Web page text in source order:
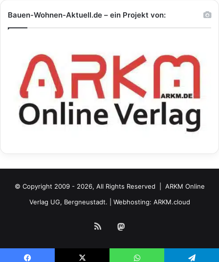
Bauen-Wohnen-Aktuell.de – ein Projekt von:
© Copyright 2009 - 2026, All Rights Reserved | ARKM Online
Verlag UG, Bergneustadt. | Webhosting: ARKM.cloud
RSS